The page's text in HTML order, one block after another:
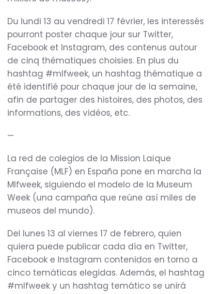
Du lundi 13 au vendredi 17 février, les interessés
pourront poster chaque jour sur Twitter,
Facebook et Instagram, des contenus autour
de cinq thématiques choisies. En plus du
hashtag #mlfweek, un hashtag thématique a
été identifié pour chaque jour de la semaine,
afin de partager des histoires, des photos, des
informations, des vidéos, etc.
—
La red de colegios de la Mission Laïque
Française (MLF) en España pone en marcha la
Mlfweek, siguiendo el modelo de la Museum
Week (una campaña que reúne así miles de
museos del mundo).
Del lunes 13 al viernes 17 de febrero, quien
quiera puede publicar cada día en Twitter,
Facebook e Instagram contenidos en torno a
cinco temáticas elegidas. Además, el hashtag
#mlfweek y un hashtag temático se unirá